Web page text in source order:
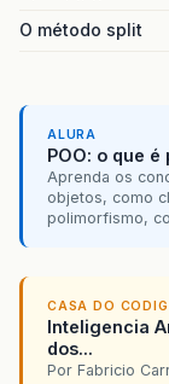
O método split
ALURA
POO: o que
Aprenda os
objetos, como
polimorfismo,
CASA DO
Inteligencia
dos...
Por Fabricio